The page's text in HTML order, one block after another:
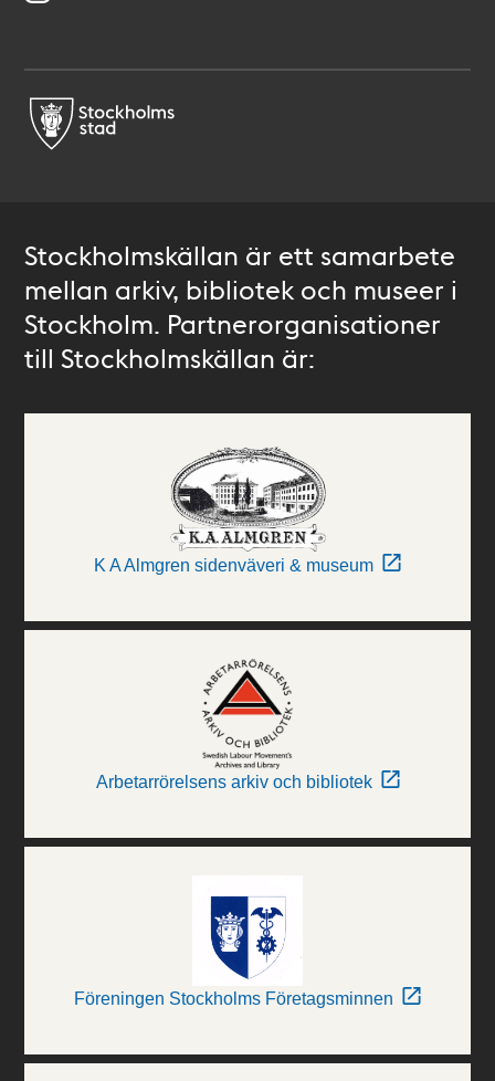
Stockholmskällan är ett samarbete
mellan arkiv, bibliotek och museer i
Stockholm. Partnerorganisationer
till Stockholmskällan är:
K A Almgren sidenväveri & museum
Arbetarrörelsens arkiv och bibliotek
Föreningen Stockholms Företagsminnen